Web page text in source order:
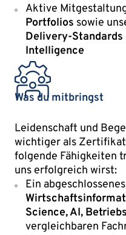
Aktive
Portfolios sowie
Delivery-Standards
Intelligence
Was du mitbringst
Leidenschaft und
wichtiger als
folgende Fähigkeiten
uns erfolgreich wirst:
Ein
Science, AI,
vergleichbaren